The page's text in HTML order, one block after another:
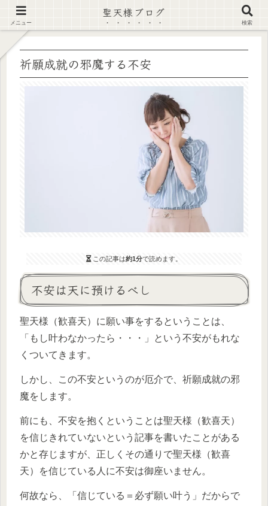
【注意喚起】偽サイト及び偽情報に注意 ▶確認する◀
祈願成就の邪魔する不安
この記事は約1分で読めます。
不安は天に預けるべし
聖天様（歓喜天）に願い事をするということは、
「もし叶わなかったら・・・」という不安がもれな
くついてきます。
しかし、この不安というのが厄介で、祈願成就の邪
魔をします。
前にも、不安を抱くということは聖天様（歓喜天）
を信じきれていないという記事を書いたことがある
かと存じますが、正しくその通りで聖天様（歓喜
天）を信じている人に不安は御座いません。
何故なら、「信じている＝必ず願い叶う」だからで
メニュー
聖天様ブログ
検索